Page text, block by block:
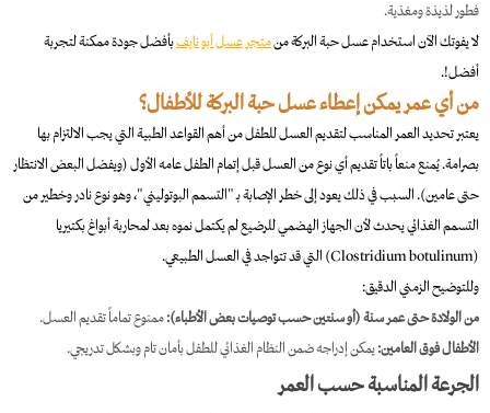
فطور لذيذة ومغذية.
لا يفوتك الآن استخدام عسل حبة البركة منمتجر عسل أبو نايفبأفضل جودة ممكنة لتجربة
أفضل!.
من أي عمر يمكن إعطاء عسل حبة البركة للأطفال؟
يعتبر تحديد العمر المناسب لتقديم العسل للطفل من أهم القواعد الطبية التي يجب الالتزام بها
بصرامة. يُمنع منعاً باتاً تقديم أي نوع من العسل قبل إتمام الطفل عامه الأول (ويفضل البعض الانتظار
حتى عامين). السبب في ذلك يعود إلى خطر الإصابة بـ "التسمم البوتوليني"، وهو نوع نادر وخطير من
التسمم الغذائي يحدث لأن الجهاز الهضمي للرضيع لم يكتمل نموه بعد لمحاربة أبواغ بكتيريا
(Clostridium botulinum) التي قد تتواجد في العسل الطبيعي.
وللتوضيح الزمني الدقيق:
من الولادة حتى عمر سنة (أو سنتين حسب توصيات بعض الأطباء):ممنوع تماماً تقديم العسل.
الأطفال فوق العامين:يمكن إدراجه ضمن النظام الغذائي للطفل بأمان تام وبشكل تدريجي.
الجرعة المناسبة حسب العمر